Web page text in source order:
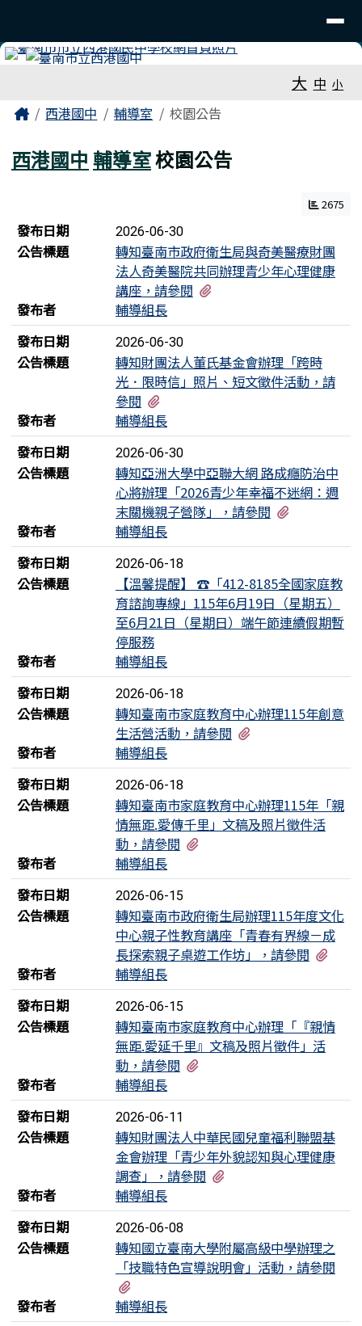
大 中 小
主內容區域
Home西港國中 輔導室 校園公告
西港國中 輔導室校園公告
2675
新聞列表
發布日期 2026-06-30
公告標題
轉知臺南市政府衛生局與奇美醫療財團
法人奇美醫院共同辦理青少年心理健康
講座，請參閱
發布者
輔導組長
發布日期
2026-06-30
公告標題
轉知財團法人董氏基金會辦理「跨時
光．限時信」照片、短文徵件活動，請
參閱
發布者
輔導組長
發布日期
2026-06-30
公告標題
轉知亞洲大學中亞聯大網 路成癮防治中
心將辦理「2026青少年幸福不迷網：週
末關機親子營隊」，請參閱
發布者
輔導組長
發布日期
2026-06-18
公告標題
【溫馨提醒】 ☎️「412-8185全國家庭教
育諮詢專線」115年6月19日（星期五）
至6月21日（星期日）端午節連續假期暫
停服務
發布者
輔導組長
發布日期
2026-06-18
公告標題
轉知臺南市家庭教育中心辦理115年創意
生活營活動，請參閱
發布者
輔導組長
發布日期
2026-06-18
公告標題
轉知臺南市家庭教育中心辦理115年「親
情無距.愛傳千里」文稿及照片徵件活
動，請參閱
發布者
輔導組長
發布日期
2026-06-15
公告標題
轉知臺南市政府衛生局辦理115年度文化
中心親子性教育講座「青春有界線－成
長探索親子桌遊工作坊」，請參閱
發布者
輔導組長
發布日期
2026-06-15
公告標題
轉知臺南市家庭教育中心辦理「『親情
無距.愛延千里』文稿及照片徵件」活
動，請參閱
發布者
輔導組長
發布日期
2026-06-11
公告標題
轉知財團法人中華民國兒童福利聯盟基
金會辦理「青少年外貌認知與心理健康
調查」，請參閱
發布者
輔導組長
發布日期
2026-06-08
公告標題
轉知國立臺南大學附屬高級中學辦理之
「技職特色宣導說明會」活動，請參閱
發布者
輔導組長
頁尾區域